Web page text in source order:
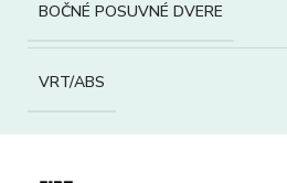
BOČNÉ POSUVNÉ DVERE
VRT/ABS